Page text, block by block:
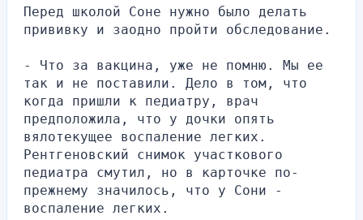
Перед школой Соне нужно было делать
прививку и заодно пройти обследование.
- Что за вакцина, уже не помню. Мы ее
так и не поставили. Дело в том, что
когда пришли к педиатру, врач
предположила, что у дочки опять
вялотекущее воспаление легких.
Рентгеновский снимок участкового
педиатра смутил, но в карточке по-
прежнему значилось, что у Сони -
воспаление легких.